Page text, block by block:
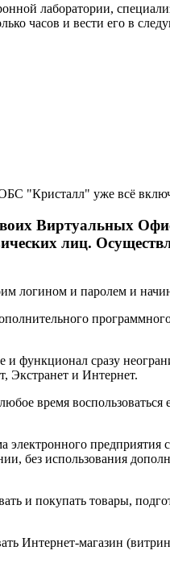
лаборатории,
часов и вести его в
"Кристалл" уже всё
Виртуальных
лиц.
логином и паролем и
и функционал сразу
Экстранет и Интернет.
время воспользоваться
предприятия
без использования
и покупать товары,
Интернет-магазин